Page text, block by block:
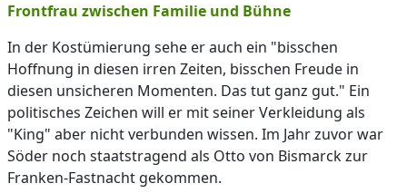
Frontfrau zwischen Familie und Bühne
In der Kostümierung sehe er auch ein "bisschen
Hoffnung in diesen irren Zeiten, bisschen Freude in
diesen unsicheren Momenten. Das tut ganz gut." Ein
politisches Zeichen will er mit seiner Verkleidung als
"King" aber nicht verbunden wissen. Im Jahr zuvor war
Söder noch staatstragend als Otto von Bismarck zur
Franken-Fastnacht gekommen.